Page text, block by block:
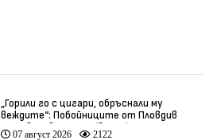
„Горили го с цигари, обръснали му
веждите“: Побойниците от Пловдив
остават в ареста (видео)
07 август 2026 2122